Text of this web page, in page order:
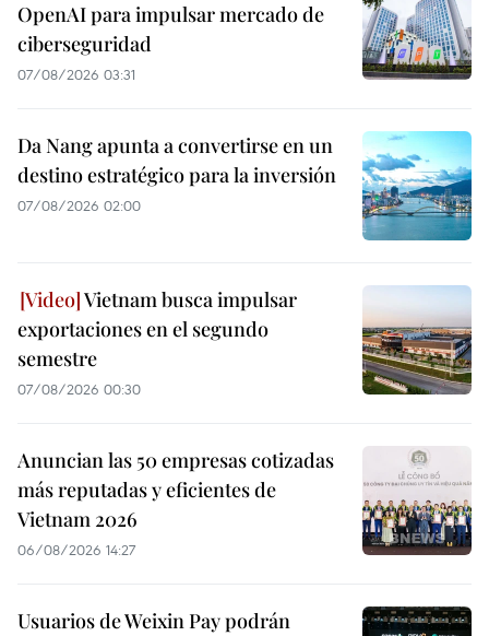
OpenAI para impulsar mercado de
ciberseguridad
07/08/2026 03:31
Da Nang apunta a convertirse en un
destino estratégico para la inversión
07/08/2026 02:00
Vietnam busca impulsar
exportaciones en el segundo
semestre
07/08/2026 00:30
Anuncian las 50 empresas cotizadas
más reputadas y eficientes de
Vietnam 2026
06/08/2026 14:27
Usuarios de Weixin Pay podrán